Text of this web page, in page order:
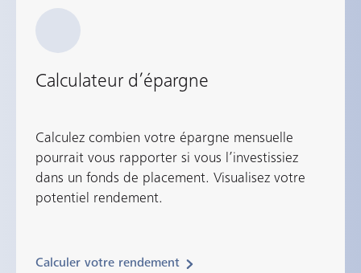
Calculateur d’épargne
Calculez combien votre épargne mensuelle
pourrait vous rapporter si vous l’investissiez
dans un fonds de placement. Visualisez votre
potentiel rendement.
Calculer votre rendement